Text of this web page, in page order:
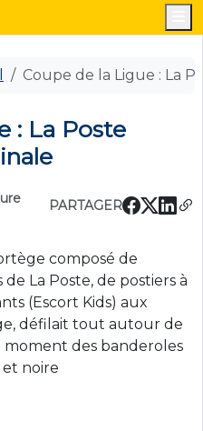
Coupe de la Ligue : La
: La Poste
PARTAGER
composé de
La Poste, de postiers à
(Escort Kids) aux
défilait tout autour de
moment des banderoles
et noire